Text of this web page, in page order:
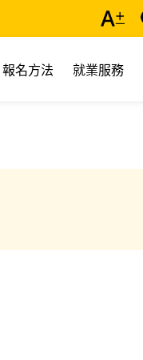
報名方法 就業服務